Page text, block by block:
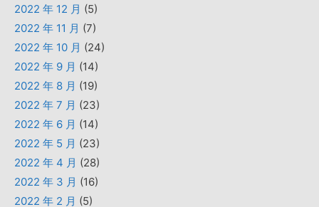
2022 年 12 月 (5)
2022 年 11 月 (7)
2022 年 10 月 (24)
2022 年 9 月 (14)
2022 年 8 月 (19)
2022 年 7 月 (23)
2022 年 6 月 (14)
2022 年 5 月 (23)
2022 年 4 月 (28)
2022 年 3 月 (16)
2022 年 2 月 (5)